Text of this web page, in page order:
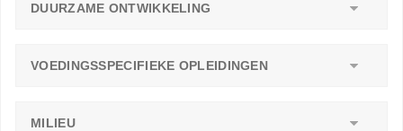
DUURZAME ONTWIKKELING
VOEDINGSSPECIFIEKE OPLEIDINGEN
MILIEU